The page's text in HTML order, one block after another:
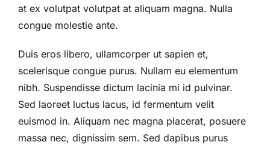
at ex volutpat volutpat at aliquam magna. Nulla
congue molestie ante.
Duis eros libero, ullamcorper ut sapien et,
scelerisque congue purus. Nullam eu elementum
nibh. Suspendisse dictum lacinia mi id pulvinar.
Sed laoreet luctus lacus, id fermentum velit
euismod in. Aliquam nec magna placerat, posuere
massa nec, dignissim sem. Sed dapibus purus